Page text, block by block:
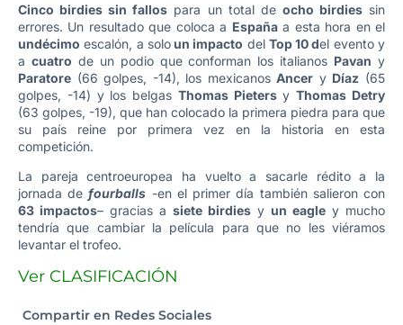
Cinco birdies sin fallos para un total de ocho birdiessin
errores. Un resultado que coloca a Españaa esta hora en el
undécimo escalón, a soloun impacto del Top 10 del evento y
a cuatro de un podio que conforman los italianos Pavan y
Paratore (66 golpes, -14), los mexicanosAncer y Díaz (65
golpes, -14) y los belgas Thomas PietersyThomas Detry
(63 golpes, -19), que han colocado la primera piedra para que
su país reine por primera vez en la historia en esta
competición.
La pareja centroeuropea ha vuelto a sacarle rédito a la
jornada defourballs -en el primer día también salieron con
63 impactos– gracias a siete birdies y un eagle y mucho
tendría que cambiar la película para que no les viéramos
levantar el trofeo.
Ver CLASIFICACIÓN
Compartir en Redes Sociales